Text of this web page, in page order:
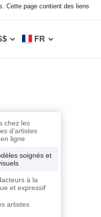
Cette page contient des liens
FR
chez les
d’artistes
ligne
soignés et
à la
et expressif
artistes